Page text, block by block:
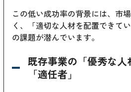
この低い成功率の背景には、市
く、「適切な人材を配置できて
の課題が潜んでいます。
既存事業の「優秀な
「適任者」